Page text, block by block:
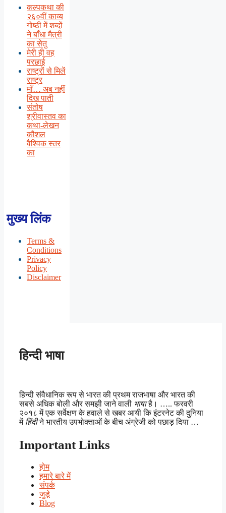
कल्पकथा की
२६०वीं काव्य
गोष्ठी में शब्दों
ने बाँधा मैत्री
का सेतु
मेरी ही वह
परछाई
राष्ट्रों से मिलें
राष्ट्र
माँ… अब नहीं
दिख पाती
संतोष
श्रीवास्तव का
कथा-लेखन
कौशल
वैश्विक स्तर
का
मुख्य लिंक
Terms &
Conditions
Privacy
Policy
Disclaimer
हिन्दी भाषा
हिन्दी संवैधानिक रूप से भारत की प्रथम राजभाषा और भारत की
सबसे अधिक बोली और समझी जाने वाली भाषाहै। ….. फरवरी
२०१८ में एक सर्वेक्षण के हवाले से खबर आयी कि इंटरनेट की दुनिया
में हिंदीने भारतीय उपभोक्ताओं के बीच अंग्रेजी को पछाड़ दिया …
Important Links
होम
हमारे बारे में
संपर्क
जुड़े
Blog